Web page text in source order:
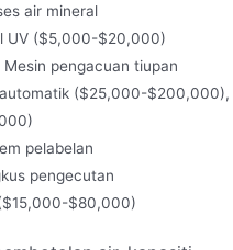
air mineral
UV ($5,000-$20,000)
Mesin pengacuan tiupan
($25,000-$200,000),
pelabelan
pengecutan
$80,000)